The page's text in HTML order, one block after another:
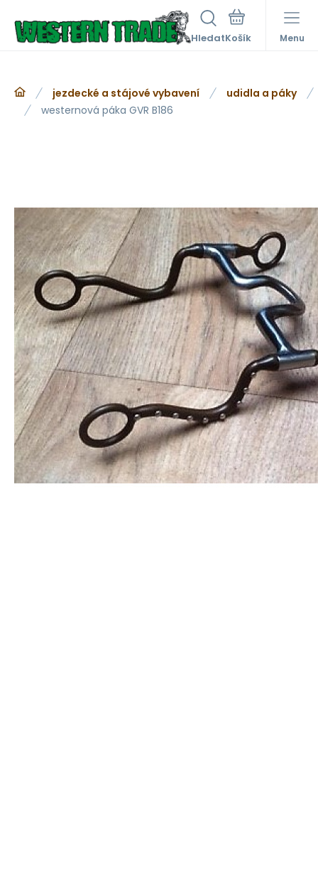
Hledat Menu
jezdecké a stájové vybavení
udidla a páky
westernová páka GVR B186